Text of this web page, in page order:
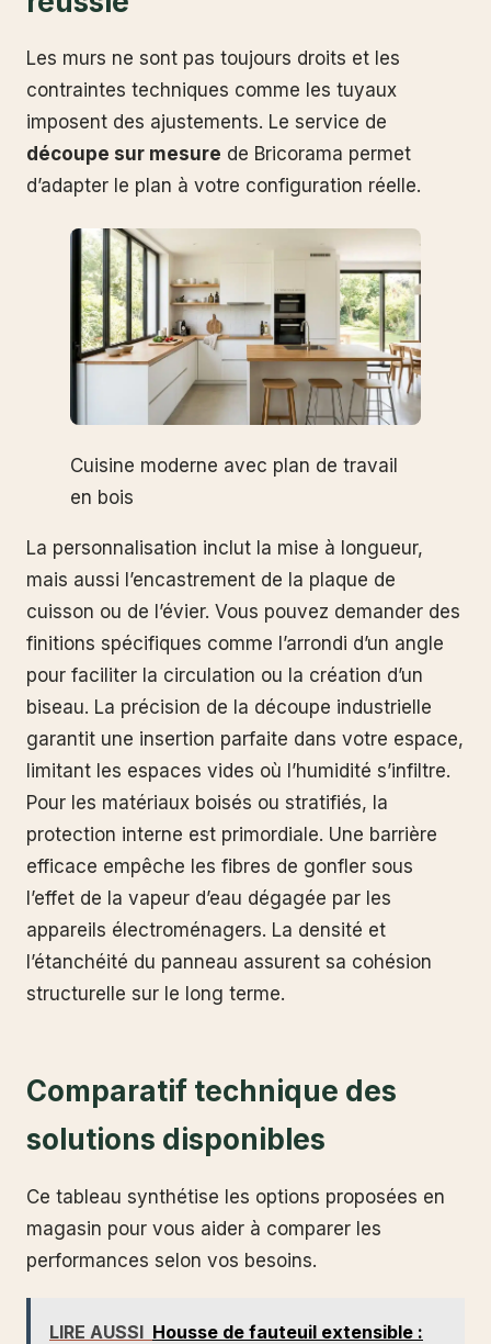
Les murs ne sont pas toujours droits et les
contraintes techniques comme les tuyaux
imposent des ajustements. Le service de
découpe sur mesure de Bricorama permet
d’adapter le plan à votre configuration réelle.
Cuisine moderne avec plan de travail
en bois
La personnalisation inclut la mise à longueur,
mais aussi l’encastrement de la plaque de
cuisson ou de l’évier. Vous pouvez demander des
finitions spécifiques comme l’arrondi d’un angle
pour faciliter la circulation ou la création d’un
biseau. La précision de la découpe industrielle
garantit une insertion parfaite dans votre espace,
limitant les espaces vides où l’humidité s’infiltre.
Pour les matériaux boisés ou stratifiés, la
protection interne est primordiale. Une barrière
efficace empêche les fibres de gonfler sous
l’effet de la vapeur d’eau dégagée par les
appareils électroménagers. La densité et
l’étanchéité du panneau assurent sa cohésion
structurelle sur le long terme.
Comparatif technique des
solutions disponibles
Ce tableau synthétise les options proposées en
magasin pour vous aider à comparer les
performances selon vos besoins.
LIRE AUSSI Housse de fauteuil extensible :